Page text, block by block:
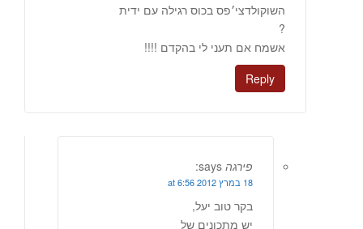
השוקולדצי׳פס בכוס רגילה עם ידית
?
אשמח אם תעני לי בהקדם !!!!
Reply
פירגה says:
18 במרץ 2012 at 6:56
בקר טוב יעל,
יש מתכונים של